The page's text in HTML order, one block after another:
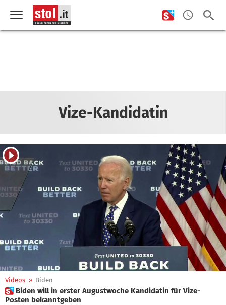
Vize-Kandidatin
Videos » Biden
 Biden will in erster Augustwoche Kandidatin für Vize-
Posten bekanntgeben